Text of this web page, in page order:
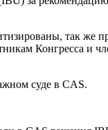
так же
Конгресса и
суде в CAS.